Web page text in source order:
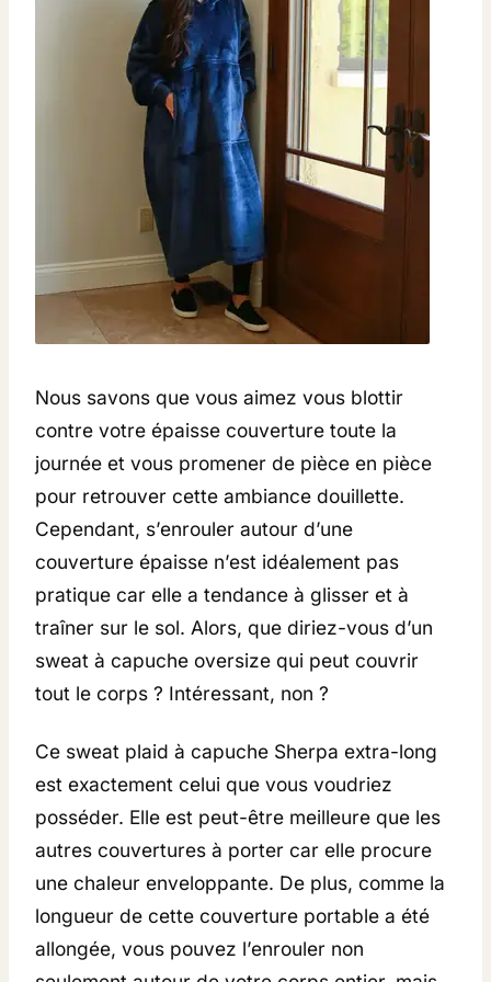
Nous savons que vous aimez vous blottir
contre votre épaisse couverture toute la
journée et vous promener de pièce en pièce
pour retrouver cette ambiance douillette.
Cependant, s’enrouler autour d’une
couverture épaisse n’est idéalement pas
pratique car elle a tendance à glisser et à
traîner sur le sol. Alors, que diriez-vous d’un
sweat à capuche oversize qui peut couvrir
tout le corps ? Intéressant, non ?
Ce sweat plaid à capuche Sherpa extra-long
est exactement celui que vous voudriez
posséder. Elle est peut-être meilleure que les
autres couvertures à porter car elle procure
une chaleur enveloppante. De plus, comme la
longueur de cette couverture portable a été
allongée, vous pouvez l’enrouler non